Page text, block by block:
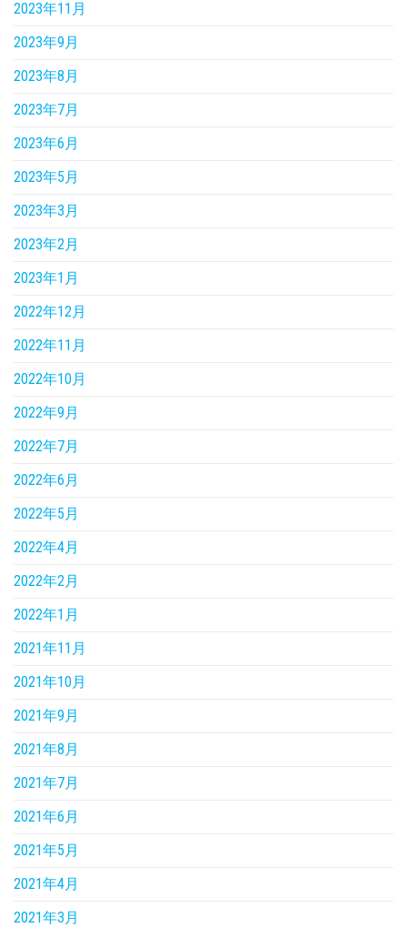
2023年11月
2023年9月
2023年8月
2023年7月
2023年6月
2023年5月
2023年3月
2023年2月
2023年1月
2022年12月
2022年11月
2022年10月
2022年9月
2022年7月
2022年6月
2022年5月
2022年4月
2022年2月
2022年1月
2021年11月
2021年10月
2021年9月
2021年8月
2021年7月
2021年6月
2021年5月
2021年4月
2021年3月